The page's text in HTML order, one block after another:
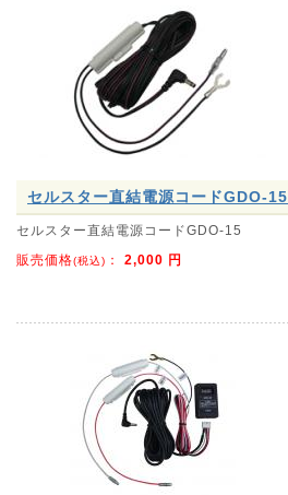
セルスター直結電源コードGDO-15
セルスター直結電源コードGDO-15
販売価格(税込) ： 2,000 円